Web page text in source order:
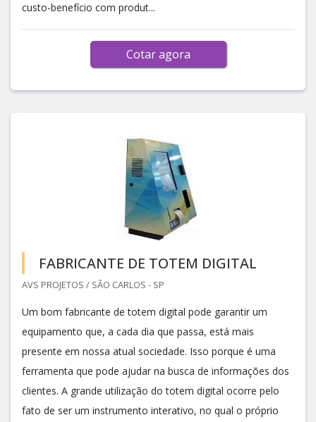
custo-benefício com produt...
Cotar agora
FABRICANTE DE TOTEM DIGITAL
AVS PROJETOS / SÃO CARLOS - SP
Um bom fabricante de totem digital pode garantir um
equipamento que, a cada dia que passa, está mais
presente em nossa atual sociedade. Isso porque é uma
ferramenta que pode ajudar na busca de informações dos
clientes. A grande utilização do totem digital ocorre pelo
fato de ser um instrumento interativo, no qual o próprio